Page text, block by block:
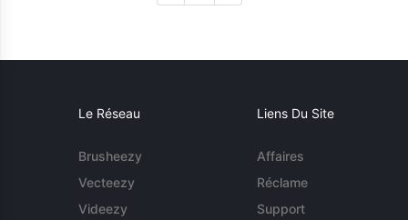
Le Réseau
Brusheezy
Vecteezy
Videezy
Liens Du Site
Affaires
Réclame
Support